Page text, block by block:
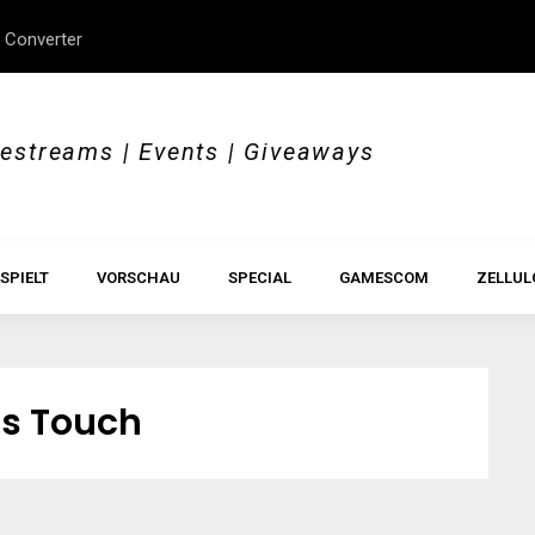
ConverterBeyond Borders
| Events | Giveaways
VORSCHAU SPECIAL GAMESCOM
Touch